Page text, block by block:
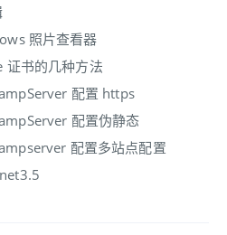
照片查看器
证书的几种方法
配置 https
配置伪静态
配置多站点配置